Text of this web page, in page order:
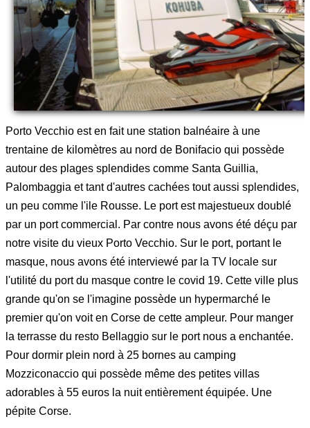
Porto Vecchio est en fait une station balnéaire à une
trentaine de kilomètres au nord de Bonifacio qui possède
autour des plages splendides comme Santa Guillia,
Palombaggia et tant d'autres cachées tout aussi splendides,
un peu comme l'ile Rousse. Le port est majestueux doublé
par un port commercial. Par contre nous avons été déçu par
notre visite du vieux Porto Vecchio. Sur le port, portant le
masque, nous avons été interviewé par la TV locale sur
l'utilité du port du masque contre le covid 19. Cette ville plus
grande qu'on se l'imagine possède un hypermarché le
premier qu'on voit en Corse de cette ampleur. Pour manger
la terrasse du resto Bellaggio sur le port nous a enchantée.
Pour dormir plein nord à 25 bornes au camping
Mozziconaccio qui possède même des petites villas
adorables à 55 euros la nuit entièrement équipée. Une
pépite Corse.